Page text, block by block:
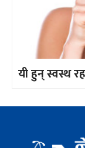
यी हुन् स्वस्थ